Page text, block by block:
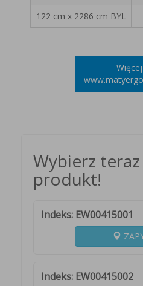
122 cm x 2286 cm BYL
Wybierz
produkt!
Indeks: EW00415001
Indeks: EW00415002